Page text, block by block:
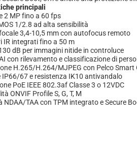
principali
2 MP fino a 60 fps
1/2.8 ad alta sensibilità
3,4-10,5 mm con autofocus remoto
IR integrati fino a 50 m
dB per immagini nitide in controluce
con rilevamento e classificazione di
H.265/H.264/MJPEG con Pelco Smart
IP66/67 e resistenza IK10 antivandalo
PoE IEEE 802.3af Classe 3 o 12VDC
ONVIF Profile S, G, T, M
NDAA/TAA con TPM integrato e Secure